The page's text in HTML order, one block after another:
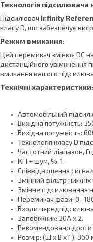
Технологія підсилювача
Підсилювач Infinity
класу D, що забезпечує
Режим вмикання:
Цей перемикач змінює DC
дистанційного увімкнення
вмикання вашого
Технічні характеристики:
Автомобільний
Вихідна потужність:
Вихідна потужність:
Технологія класу D
Частотний діапазон,
КГІ + шум, %: 1.
Співвідношення
Змінний фільтр
Змінне підсилювання
Перемикач фази: 0-
Входи
Запобіжник: 30A x 2.
Рекомендовано дроти
Розмір: (Ш x В x Г):